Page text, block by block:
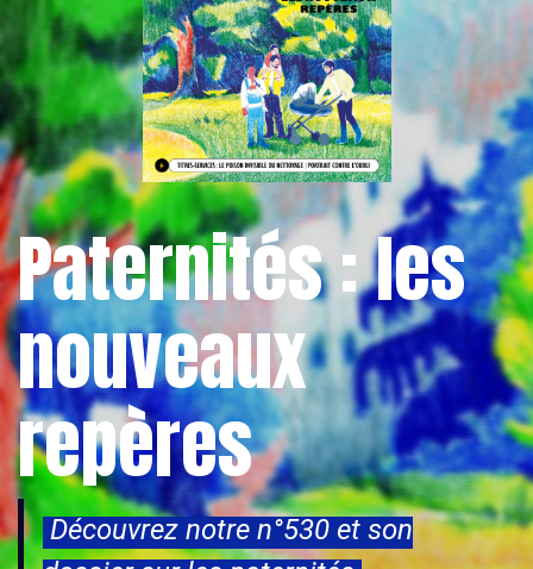
Paternités : les
nouveaux
repères
Découvrez notre n°530 et son